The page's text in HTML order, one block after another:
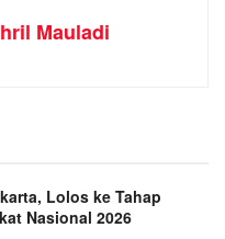
Mauladi
Lolos ke Tahap
Nasional 2026